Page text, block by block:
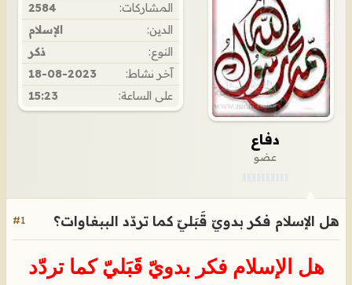
دفاع
عضو
المشاركات:
2584
الدين:
الإسلام
النوع:
ذكر
آخر نشاط:
18-08-2023
على الساعة:
15:23
#1 هل الإسلام فكر بدويّ قَبَليّ كما تردّد الببغاوات؟
هل الإسلام فكر بدويّ قَبَليّ كما تردّد